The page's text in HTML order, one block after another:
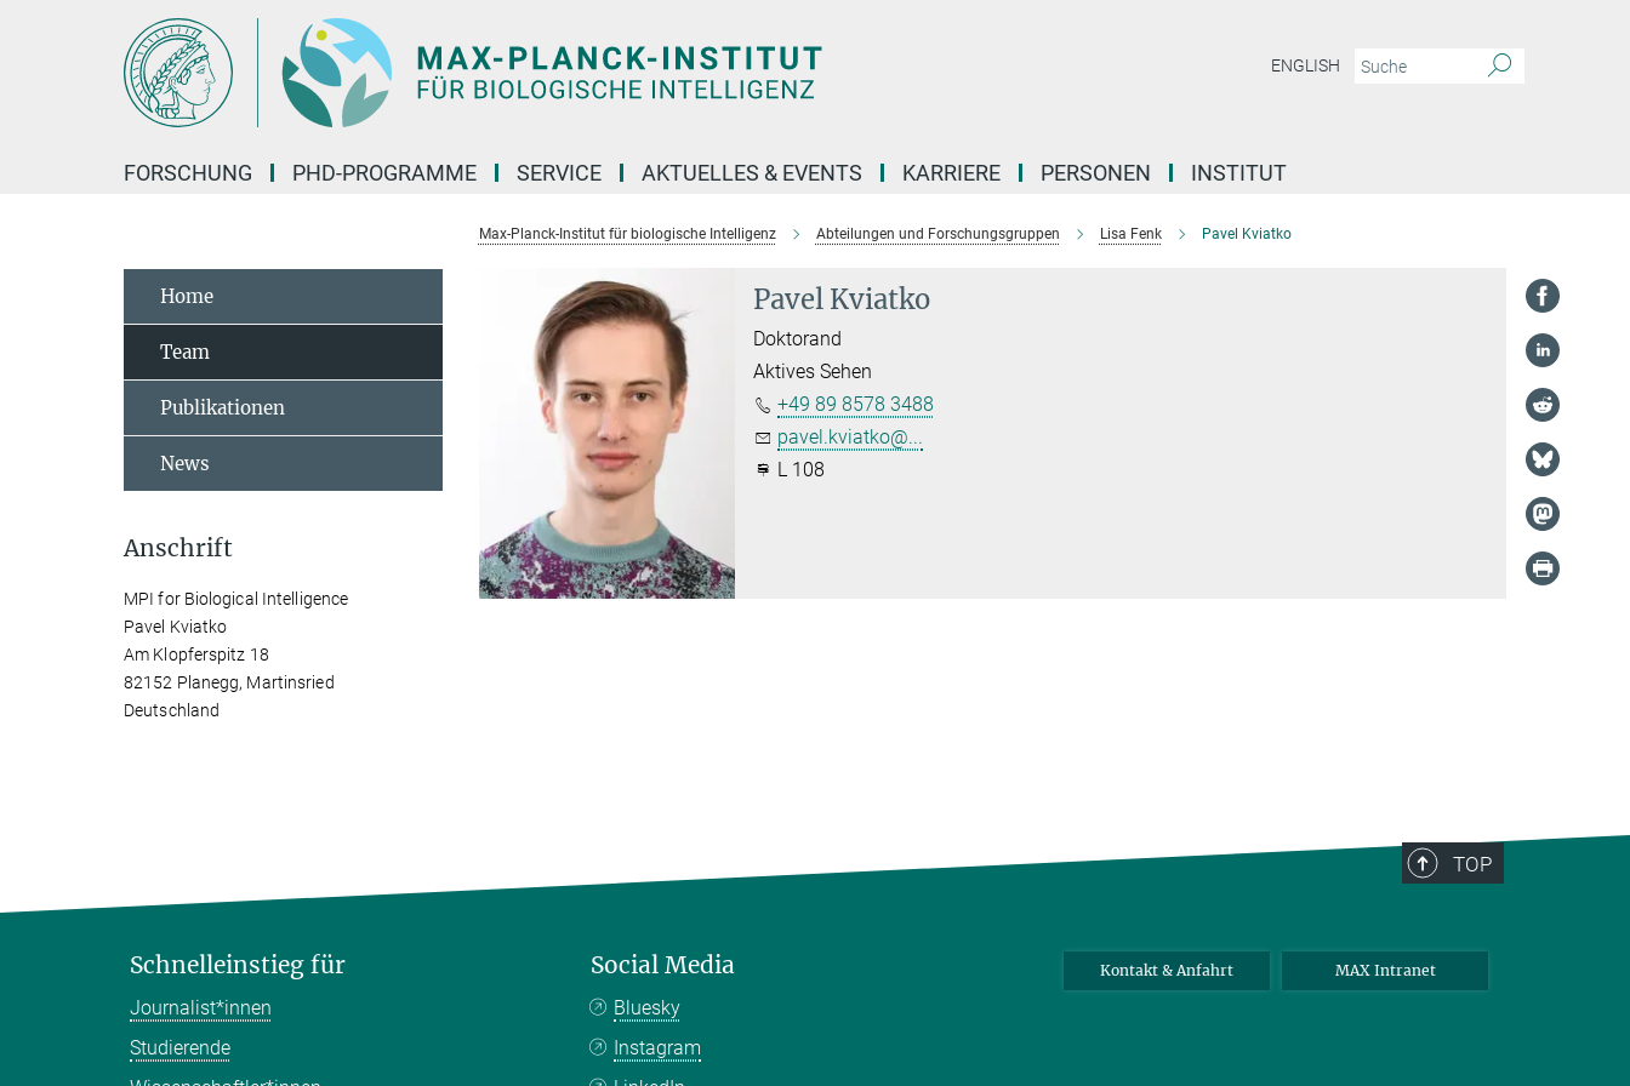
ENGLISH
FORSCHUNG PHD-PROGRAMME SERVICE AKTUELLES & EVENTS KARRIERE PERSONEN INSTITUT
Max-Planck-Institut für biologische Intelligenz Abteilungen und Forschungsgruppen Lisa Fenk Pavel Kviatko
Pavel Kviatko
Doktorand
Aktives Sehen
+49 89 8578 3488
pavel.kviatko@...
L 108
Home
Team
Publikationen
News
Anschrift
MPI for Biological Intelligence
Pavel Kviatko
Am Klopferspitz 18
82152 Planegg, Martinsried
Deutschland
TOP
Schnelleinstieg für
Journalist*innen
Studierende
Social Media
Bluesky
Instagram
Kontakt & Anfahrt MAX Intranet